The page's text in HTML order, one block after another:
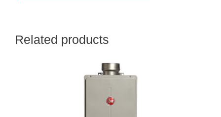
Related products